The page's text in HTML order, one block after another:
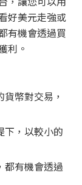
好美元走強或
有機會透過買
利。
幣對交易，
下，以較小的
都有機會透過